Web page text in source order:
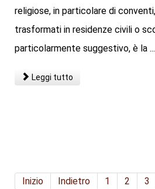
religiose, in particolare di
trasformati in residenze civili o
particolarmente suggestivo, è la ...
Leggi tutto
Inizio Indietro 1 2 3